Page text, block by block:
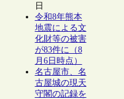
日
令和8年熊本
地震による文
化財等の被害
が83件に（8
月6日時点）
名古屋市、名
古屋城の現天
守閣の記録を